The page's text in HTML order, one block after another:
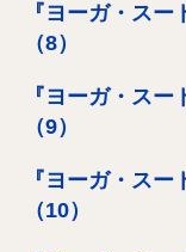
『ヨーガ・ス
（8）
『ヨーガ・ス
（9）
『ヨーガ・ス
（10）